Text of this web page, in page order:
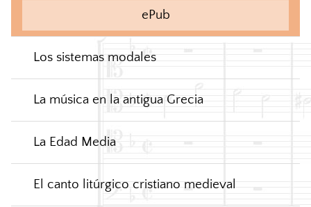
ePub
Los sistemas modales
La música en la antigua Grecia
La Edad Media
El canto litúrgico cristiano medieval